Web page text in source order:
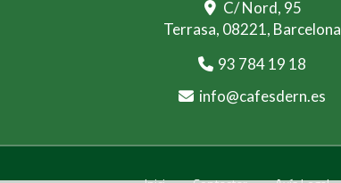
C/ Nord, 95
Terrasa, 08221, Barcelona
93 784 19 18
info
cafesdern.es